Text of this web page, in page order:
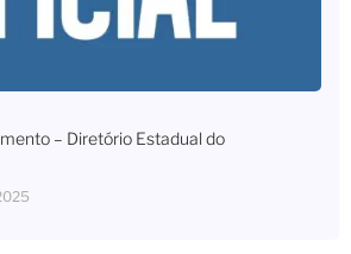
– Diretório Estadual do